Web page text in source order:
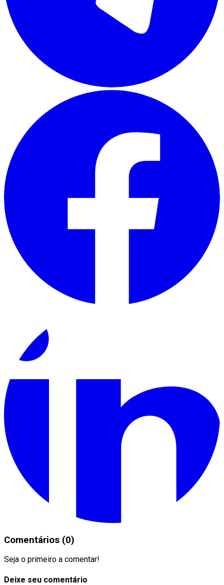
Comentários (0)
Seja o primeiro a comentar!
Deixe seu comentário